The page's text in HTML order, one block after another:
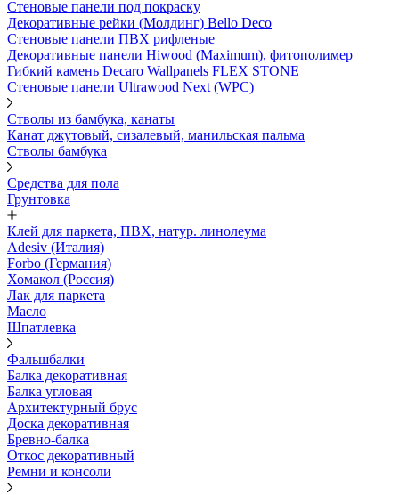
Стеновые панели под покраску
Декоративные рейки (Молдинг) Bello Deco
Стеновые панели ПВХ рифленыe
Декоративные панели Hiwood (Maximum), фитополимер
Гибкий камень Decaro Wallpanels FLEX STONE
Стеновые панели Ultrawood Next (WPC)
Стволы из бамбука, канаты
Канат джутовый, сизалевый, манильская пальма
Стволы бамбука
Средства для пола
Грунтовка
Клей для паркета, ПВХ, натур. линолеума
Adesiv (Италия)
Forbo (Германия)
Хомакол (Россия)
Лак для паркета
Масло
Шпатлевка
Фальшбалки
Балка декоративная
Балка угловая
Архитектурный брус
Доска декоративная
Бревно-балка
Откос декоративный
Ремни и консоли